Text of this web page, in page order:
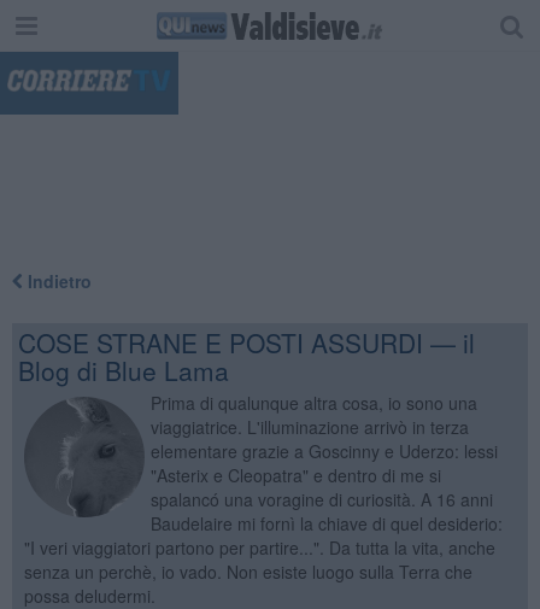
Indietro
COSE STRANE E POSTI ASSURDI — il
Blog di Blue Lama
Prima di qualunque altra cosa, io sono una
viaggiatrice. L'illuminazione arrivò in terza
elementare grazie a Goscinny e Uderzo: lessi
"Asterix e Cleopatra" e dentro di me si
spalancó una voragine di curiosità. A 16 anni
Baudelaire mi fornì la chiave di quel desiderio:
"I veri viaggiatori partono per partire...". Da tutta la vita, anche
senza un perchè, io vado. Non esiste luogo sulla Terra che
possa deludermi.